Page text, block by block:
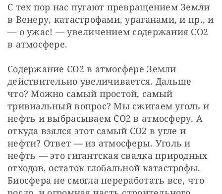
С тех пор нас пугают превращением Земли
в Венеру, катастрофами, ураганами, и пр., и
— о ужас! — увеличением содержания CO2
в атмосфере.
Содержание CO2 в атмосфере Земли
действительно увеличивается. Дальше
что? Можно самый простой, самый
тривиальный вопрос? Мы сжигаем уголь и
нефть и выбрасываем CO2 в атмосферу. А
откуда взялся этот самый CO2 в угле и
нефти? Ответ — из атмосферы. Уголь и
нефть — это гигантская свалка природных
отходов, остаток глобальной катастрофы.
Биосфера не смогла переработать все, что